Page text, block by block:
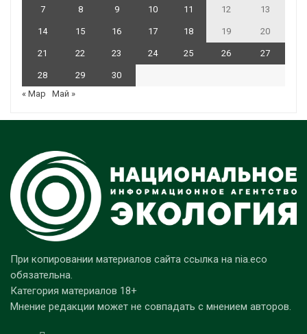
7 8 9 10 11 12 13
14 15 16 17 18 19 20
21 22 23 24 25 26 27
28 29
30
« Мар
Май »
При копировании материалов сайта ссылка на nia.eco
обязательна.
Категория материалов 18+
Мнение редакции может не совпадать с мнением авторов.